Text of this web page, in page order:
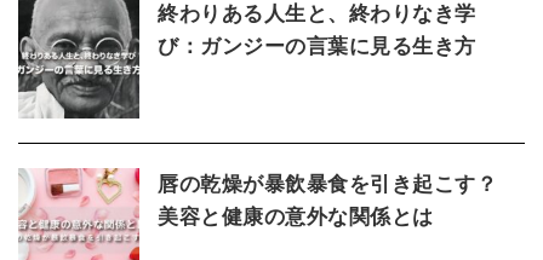
終わりある人生と、終わりなき学
び：ガンジーの言葉に見る生き方
唇の乾燥が暴飲暴食を引き起こす？
美容と健康の意外な関係とは